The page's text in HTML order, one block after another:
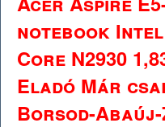
notebook
Core N2930
Eladó Már
Borsod-Abaúj-